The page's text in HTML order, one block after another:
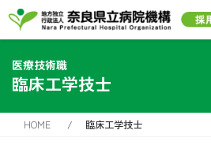
医療技術職
臨床工学技士
HOME 臨床工学技士